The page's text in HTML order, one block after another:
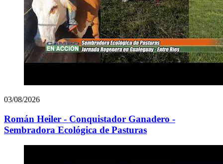
03/08/2026
Román Heiler - Conquistador Ganadero -
Sembradora Ecológica de Pasturas